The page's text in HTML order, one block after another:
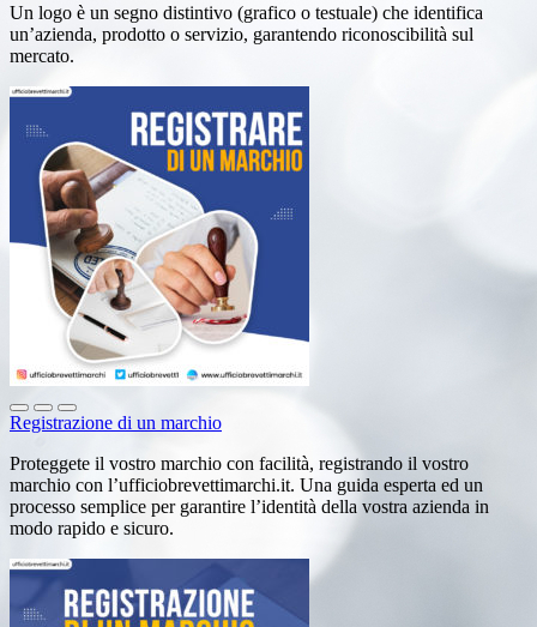
Un logo è un segno distintivo (grafico o testuale) che identifica
un’azienda, prodotto o servizio, garantendo riconoscibilità sul
mercato.
Registrazione di un marchio
Proteggete il vostro marchio con facilità, registrando il vostro
marchio con l’ufficiobrevettimarchi.it. Una guida esperta ed un
processo semplice per garantire l’identità della vostra azienda in
modo rapido e sicuro.